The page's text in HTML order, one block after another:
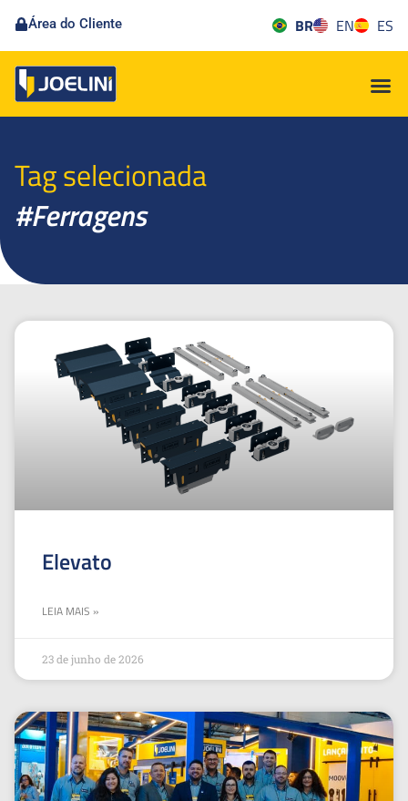
Área do Cliente BR EN ES
Tag selecionada
#Ferragens
Elevato
LEIA MAIS »
23 de junho de 2026